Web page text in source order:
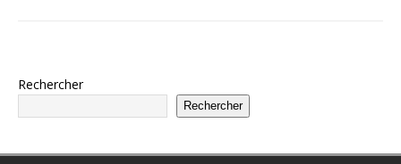
Rechercher
Rechercher